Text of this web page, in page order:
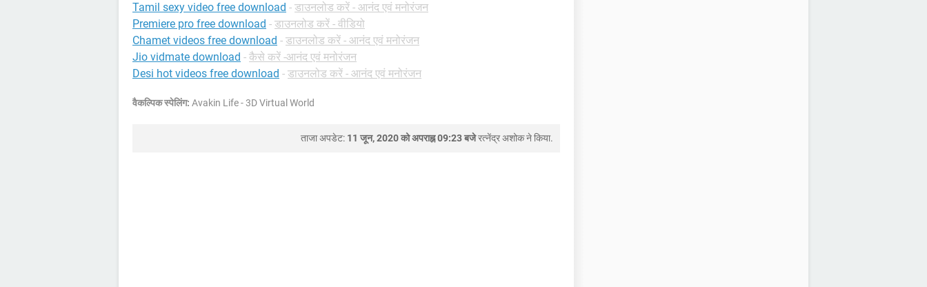
Tamil sexy video free download - डाउनलोड करें - आनंद एवं मनोरंजन
Premiere pro free download - डाउनलोड करें - वीडियो
Chamet videos free download - डाउनलोड करें - आनंद एवं मनोरंजन
Jio vidmate download - कैसे करें -आनंद एवं मनोरंजन
Desi hot videos free download - डाउनलोड करें - आनंद एवं मनोरंजन
वैकल्पिक स्पेलिंग: Avakin Life - 3D Virtual World
ताजा अपडेट: 11 जून, 2020 को अपराह्न 09:23 बजेरत्नेंद्र अशोकने किया.